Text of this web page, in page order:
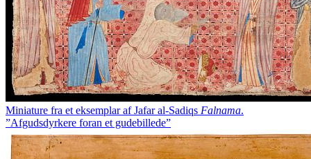
Miniature fra et eksemplar af Jafar al-Sadiqs Falnama.
”Afgudsdyrkere foran et gudebillede”